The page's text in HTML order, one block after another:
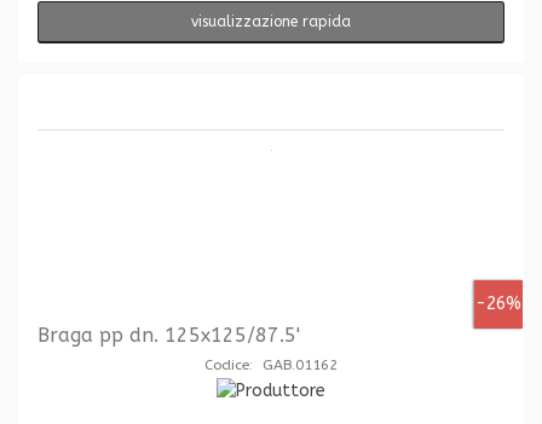
visualizzazione rapida
-26%
Braga pp dn. 125x125/87.5'
Codice: GAB.01162